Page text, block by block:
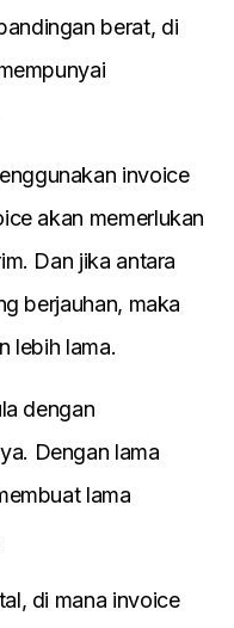
berat, di
invoice
akan memerlukan
Dan jika antara
berjauhan, maka
lebih lama.
dengan
Dengan lama
lama
di mana invoice